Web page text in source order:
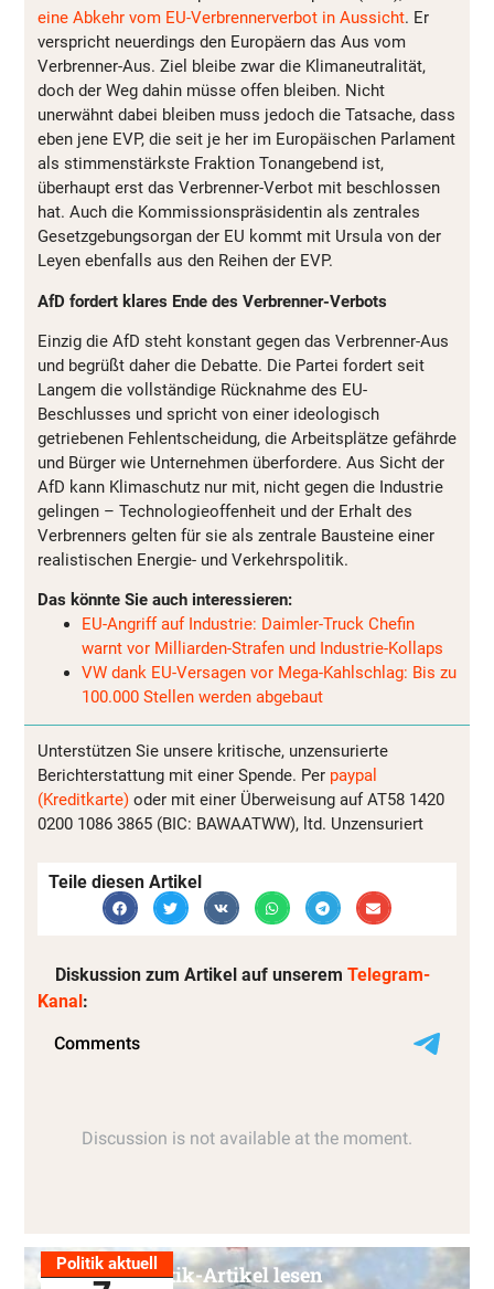
eine Abkehr vom EU-Verbrennerverbot in Aussicht. Er
verspricht neuerdings den Europäern das Aus vom
Verbrenner-Aus. Ziel bleibe zwar die Klimaneutralität,
doch der Weg dahin müsse offen bleiben. Nicht
unerwähnt dabei bleiben muss jedoch die Tatsache, dass
eben jene EVP, die seit je her im Europäischen Parlament
als stimmenstärkste Fraktion Tonangebend ist,
überhaupt erst das Verbrenner-Verbot mit beschlossen
hat. Auch die Kommissionspräsidentin als zentrales
Gesetzgebungsorgan der EU kommt mit Ursula von der
Leyen ebenfalls aus den Reihen der EVP.
AfD fordert klares Ende des Verbrenner-Verbots
Einzig die AfD steht konstant gegen das Verbrenner-Aus
und begrüßt daher die Debatte. Die Partei fordert seit
Langem die vollständige Rücknahme des EU-
Beschlusses und spricht von einer ideologisch
getriebenen Fehlentscheidung, die Arbeitsplätze gefährde
und Bürger wie Unternehmen überfordere. Aus Sicht der
AfD kann Klimaschutz nur mit, nicht gegen die Industrie
gelingen – Technologieoffenheit und der Erhalt des
Verbrenners gelten für sie als zentrale Bausteine einer
realistischen Energie- und Verkehrspolitik.
Das könnte Sie auch interessieren:
EU-Angriff auf Industrie: Daimler-Truck Chefin
warnt vor Milliarden-Strafen und Industrie-Kollaps
VW dank EU-Versagen vor Mega-Kahlschlag: Bis zu
100.000 Stellen werden abgebaut
Unterstützen Sie unsere kritische, unzensurierte
Berichterstattung mit einer Spende. Per paypal
(Kreditkarte) oder mit einer Überweisung auf AT58 1420
0200 1086 3865 (BIC: BAWAATWW), ltd. Unzensuriert
Teile diesen Artikel
Diskussion zum Artikel auf unserem Telegram-
Kanal:
Politik aktuell
Alle Politik-Artikel lesen